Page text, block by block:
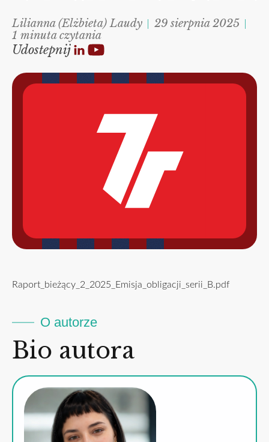
Lilianna (Elżbieta) Laudy
29 sierpnia 2025
1 minuta czytania
Udostepnij
Raport_bieżący_2_2025_Emisja_obligacji_serii_B.pdf
O autorze
Bio autora